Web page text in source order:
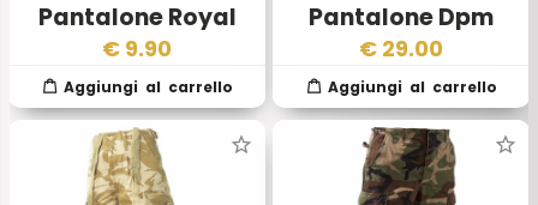
Pantalone Royal
Navy Marina
Militare
€ 9.90
Pantalone Dpm
Soldier 95 Gorotex
€ 29.00